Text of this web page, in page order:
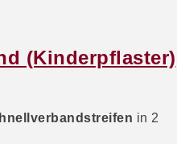
(Kinderpflaster)
in 2